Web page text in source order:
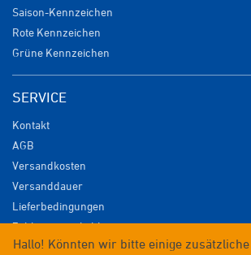
Saison-Kennzeichen
Rote Kennzeichen
Grüne Kennzeichen
SERVICE
Kontakt
AGB
Versandkosten
Versanddauer
Lieferbedingungen
Zahlungsmöglichkeiten
Datenschutz
Hallo! Könnten wir bitte einige